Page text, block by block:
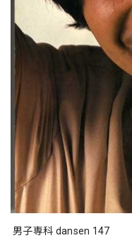
男子専科 dansen 147